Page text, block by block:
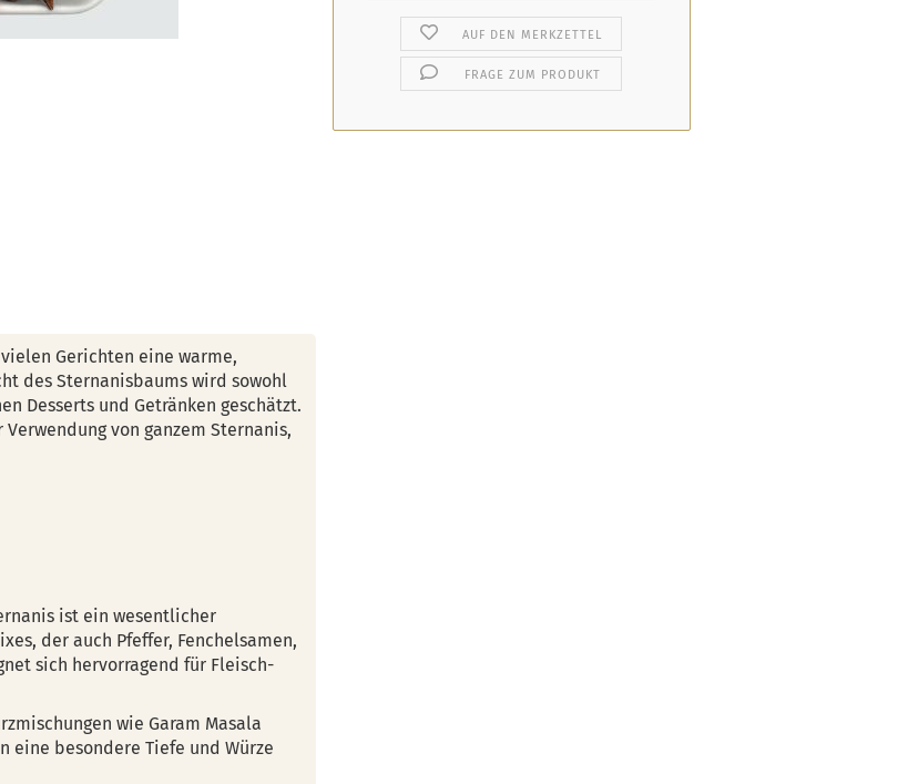
AUF DEN MERKZETTEL
FRAGE ZUM PRODUKT
Gerichten eine warme,
des Sternanisbaums wird sowohl
Desserts und Getränken geschätzt.
von ganzem Sternanis,
ist ein wesentlicher
der auch Pfeffer, Fenchelsamen,
sich hervorragend für Fleisch-
wie Garam Masala
eine besondere Tiefe und Würze